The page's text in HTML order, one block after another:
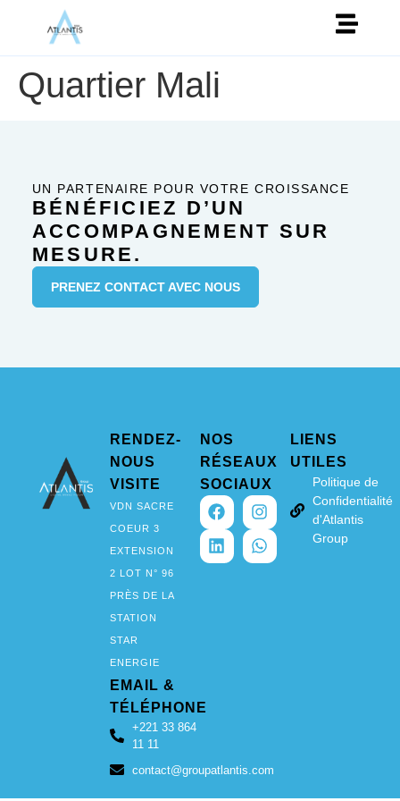
Quartier Mali
UN PARTENAIRE POUR VOTRE CROISSANCE
BÉNÉFICIEZ D’UN
ACCOMPAGNEMENT SUR
MESURE.
PRENEZ CONTACT AVEC NOUS
RENDEZ-
NOUS
VISITE
VDN SACRE
COEUR 3
EXTENSION
2 LOT N° 96
PRÈS DE LA
STATION
STAR
ENERGIE
EMAIL &
TÉLÉPHONE
+221 33 864
11 11
contact@groupatlantis.com
NOS
RÉSEAUX
SOCIAUX
LIENS
UTILES
Politique de
Confidentialité
d'Atlantis
Group